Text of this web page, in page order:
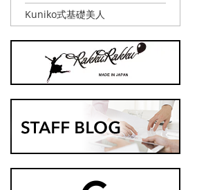
Kuniko式基礎美人